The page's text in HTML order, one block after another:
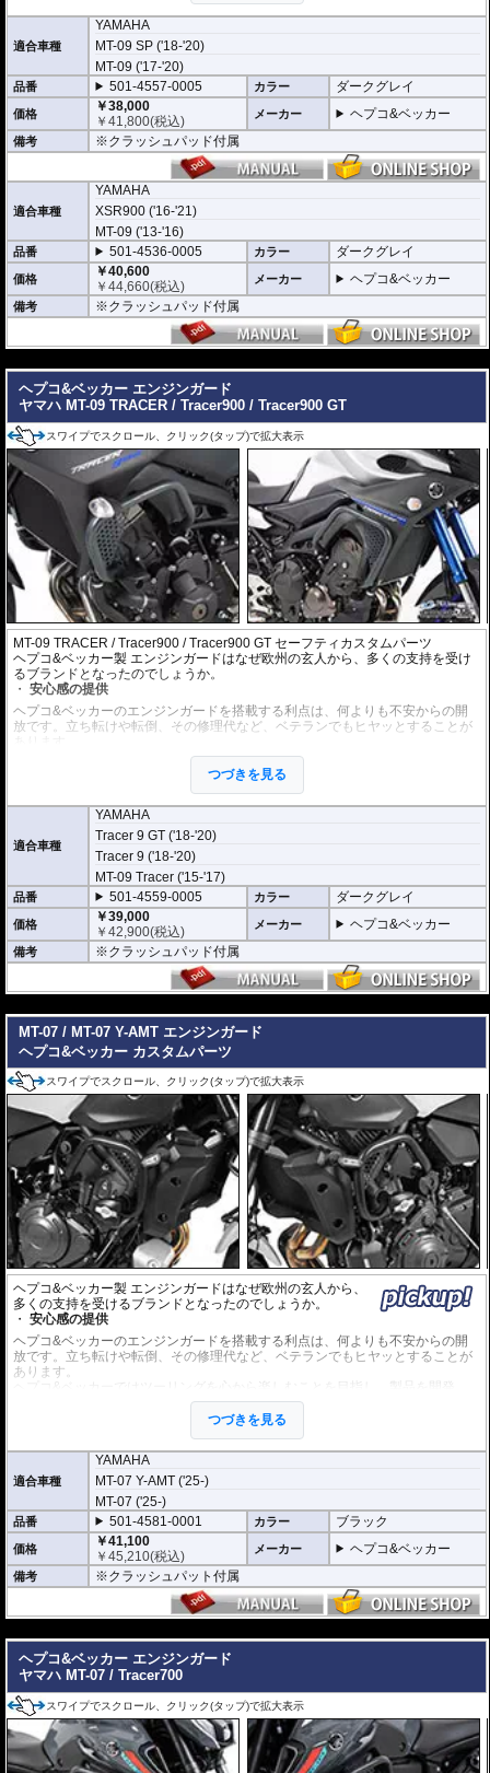
◆ エンジンマウントを利用した「ダイレクト固定」
フロント側の固定には、長さ170mm（左）および150mm（右）という極太の
専用ロングボルトを使用し、車体のエンジン懸架ポイント（マウント）を利用
して共締めを行います。強度の高い箇所で確実に固定することで、転倒時の入
力をフレーム全体で受け止め、破損リスクを最小限に抑えます。
◆ 車体デザインに溶け込む「コンパクト設計」
マスの集中化を徹底したMT-09の凝縮感あるボディラインに沿うよう、必要最
小限のパイプワークで構成されています。バンク角を犠牲にせず、マシンのシ
ルエットと一体化しながら、クランクケース周辺をピンポイントでガードする
ライダーを そしてマシンを護る、ドイツの鉄壁。
ヘプコ&ベッカー製 エンジンガードは、単なるドレスアップパーツではありま
せん。 それは、予期せぬアクシデントからライダーを最優先に守り、同時に愛
車を保護するために計算された、極めて実戦的な「物理的保険」です。
【選ばれる理由】
ライダーを守る「生存空間」の確保: 転倒時、地面と車体の間に十分なスペース
を作り出すよう設計されています。これにより、重量級のマシンであってもラ
イダーの足が挟み込まれるリスクを大幅に軽減。怪我のリスクを最小限に抑
え、アクシデント後のリカバリーを助けます。
衝撃を逃がす設計思想: ただ硬いだけではありません。車種ごとのフレーム強度
車体フレームへのダメージも最小限に留めることで、自走不能な状態（レッカ
ー移動）を回避します。
Made in Germanyの品質: 高精度な冷間曲げ加工と、均一で強固な溶接技術。ド
イツ本国で生産されるそのパイプは、ライダーの安全を託すに足る、強靭な守
り神として完成されています。
適合車種
YAMAHA
MT-09 SP ('18-'20)
MT-09 ('17-'20)
品番 501-4557-0005 カラー ダークグレイ
価格
￥38,000
￥41,800(税込) メーカー ヘプコ&ベッカー
備考 ※クラッシュパッド付属
適合車種
YAMAHA
XSR900 ('16-'21)
MT-09 ('13-'16)
品番 501-4536-0005 カラー ダークグレイ
価格
￥40,600
￥44,660(税込) メーカー ヘプコ&ベッカー
備考 ※クラッシュパッド付属
ヘプコ&ベッカー エンジンガード
ヤマハ MT-09 TRACER / Tracer900 / Tracer900 GT
スワイプでスクロール、クリック(タップ)で拡大表示
MT-09 TRACER / Tracer900 / Tracer900 GT セーフティカスタムパーツ
ヘプコ&ベッカー製 エンジンガードはなぜ欧州の玄人から、多くの支持を受け
るブランドとなったのでしょうか。
安心感の提供
ヘプコ&ベッカーのエンジンガードを搭載する利点は、何よりも不安からの開
放です。立ち転けや転倒、その修理代など、ベテランでもヒヤッとすることが
ヘプコ&ベッカーではツーリングを心から楽しむことを目指し、製品を開発、
高い安全性
万が一の有事から車体を守ります。直接のダメージを防ぐだけでなく、衝撃を
多点に分散し、全体的にダメージを少なくする効果が期待できます。
地面と車体の間への足の挟み込みなども防ぐことも大事な機能です。
品質の差別化
ヘプコ&ベッカーのエンジンガードにはパイプ内部に性質の異なる特殊強化パ
イプをさらに1本追加させた2重構造を採用。
肉厚スチールの加工が施されている車両接合ポイントはトライ&エラーより導
きだされた耐衝撃性に優れた構造です。
また多点支持や、パイプのつなぎ方も差し込みタイプとすることで、充分な強
これらのこだわりを元に、各所にツーリングライフの向上に貢献できるよう工
夫が施されています。
つづきを見る
適合車種
YAMAHA
Tracer 9 GT ('18-'20)
Tracer 9 ('18-'20)
MT-09 Tracer ('15-'17)
品番 501-4559-0005 カラー ダークグレイ
価格
￥39,000
￥42,900(税込) メーカー ヘプコ&ベッカー
備考 ※クラッシュパッド付属
MT-07 / MT-07 Y-AMT エンジンガード
ヘプコ&ベッカー カスタムパーツ
スワイプでスクロール、クリック(タップ)で拡大表示
ヘプコ&ベッカー製 エンジンガードはなぜ欧州の玄人から、
多くの支持を受けるブランドとなったのでしょうか。
安心感の提供
ヘプコ&ベッカーのエンジンガードを搭載する利点は、何よりも不安からの開
放です。立ち転けや転倒、その修理代など、ベテランでもヒヤッとすることが
あります。
ヘプコ&ベッカーではツーリングを心から楽しむことを目指し、製品を開発、
万が一の有事から車体を守ります。直接のダメージを防ぐだけでなく、衝撃を
多点に分散し、全体的にダメージを少なくする効果が期待できます。
地面と車体の間への足の挟み込みなども防ぐことも大事な機能です。
品質の差別化
ヘプコ&ベッカーのエンジンガードにはパイプ内部に性質の異なる特殊強化パ
イプをさらに1本追加させた2重構造を採用。
肉厚スチールの加工が施されている車両接合ポイントはトライ&エラーより導
きだされた耐衝撃性に優れた構造です。
また多点支持や、パイプのつなぎ方も差し込みタイプとすることで、充分な強
度を確保。
夫が施されています。
つづきを見る
適合車種
YAMAHA
MT-07 Y-AMT ('25-)
MT-07 ('25-)
品番 501-4581-0001 カラー ブラック
価格
￥41,100
￥45,210(税込) メーカー ヘプコ&ベッカー
備考 ※クラッシュパット付属
ヘプコ&ベッカー エンジンガード
ヤマハ MT-07 / Tracer700
スワイプでスクロール、クリック(タップ)で拡大表示